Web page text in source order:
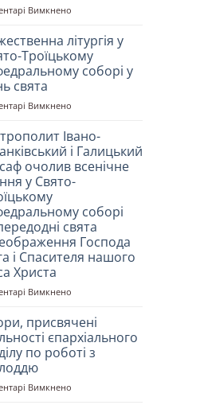
Вимкнено
Богослужіння
храмі
«Святої
літургія у
Троїцькому
соборі у
свята
Вимкнено
літургія
у
Свято-
Троїцькому
кафедральному
у
день
свята
Івано-
і Галицький
очолив всенічне
у Свято-
соборі
свята
Господа
і Спасителя нашого
Христа
Вимкнено
Івано-
Франківський
і
Галицький
присвячені
єпархіального
по роботі з
Вимкнено